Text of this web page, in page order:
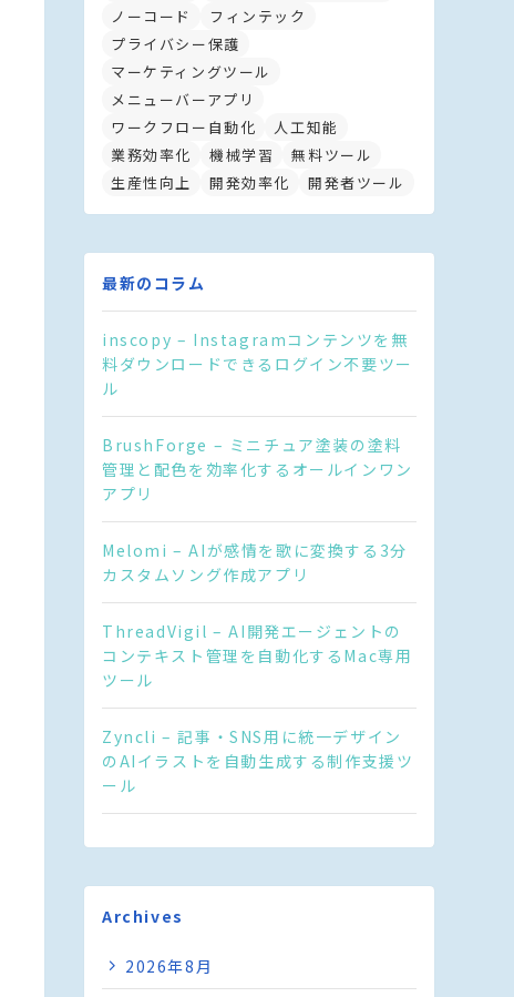
ノーコード
フィンテック
プライバシー保護
マーケティングツール
メニューバーアプリ
ワークフロー自動化
人工知能
業務効率化
機械学習
無料ツール
生産性向上
開発効率化 開発者ツール
最新のコラム
inscopy – Instagramコンテンツを無
料ダウンロードできるログイン不要ツー
ル
BrushForge – ミニチュア塗装の塗料
管理と配色を効率化するオールインワン
アプリ
Melomi – AIが感情を歌に変換する3分
カスタムソング作成アプリ
ThreadVigil – AI開発エージェントの
コンテキスト管理を自動化するMac専用
ツール
Zyncli – 記事・SNS用に統一デザイン
のAIイラストを自動生成する制作支援ツ
ール
Archives
2026年8月